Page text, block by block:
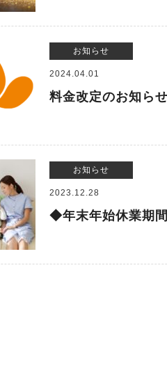
お知らせ
2024.04.01
料金改定のお知ら
お知らせ
2023.12.28
◆年末年始休業期